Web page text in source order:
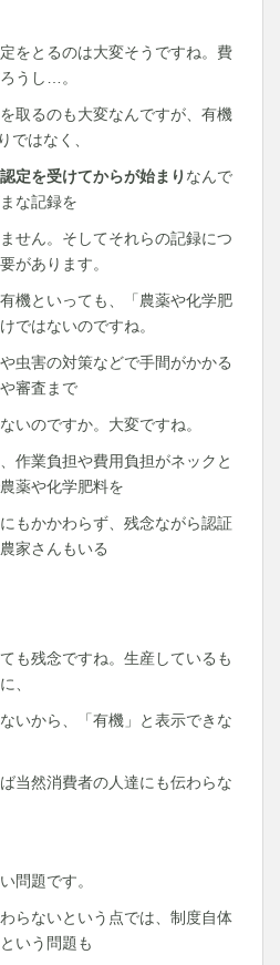
をとるのは大変そうですね。費
うし…。
取るのも大変なんですが、有機
ではなく、
認定を受けてからが始まり なんで
な記録を
ん。そしてそれらの記録につ
があります。
機といっても、「農薬や化学肥
ではないのですね。
害の対策などで手間がかかる
審査まで
のですか。大変ですね。
作業負担や費用負担がネックと
薬や化学肥料を
かかわらず、残念ながら認証
家さんもいる
も残念ですね。生産しているも
、
から、「有機」と表示できな
然消費者の人達にも伝わらな
問題です。
ないという点では、制度自体
いう問題も